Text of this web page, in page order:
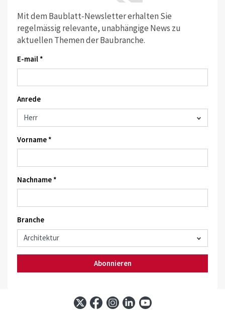
Mit dem Baublatt-Newsletter erhalten Sie
regelmässig relevante, unabhängige News zu
aktuellen Themen der Baubranche.
E-mail *
Anrede
Vorname *
Nachname *
Branche
Abonnieren